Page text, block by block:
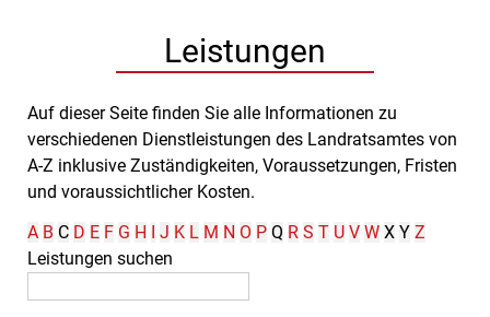
Leistungen
Auf dieser Seite finden Sie alle Informationen zu
verschiedenen Dienstleistungen des Landratsamtes von
A-Z inklusive Zuständigkeiten, Voraussetzungen, Fristen
und voraussichtlicher Kosten.
A B C D E F G H I J K L M N O P Q R S T U V W X Y Z
Leistungen suchen